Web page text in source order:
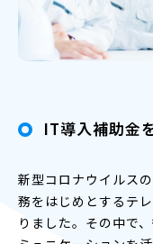
IT導入補助金
新型コロナウイルス
務をはじめとするテ
りました。その中で